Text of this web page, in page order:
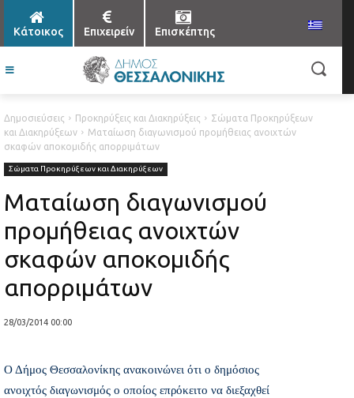
Κάτοικος Επιχειρείν Επισκέπτης
Δημοσιεύσεις Προκηρύξεις και Διακηρύξεις
Σώματα Προκηρύξεων
και Διακηρύξεων
Ματαίωση διαγωνισμού προμήθειας ανοιχτών
σκαφών αποκομιδής απορριμάτων
Σώματα Προκηρύξεων και Διακηρύξεων
Ματαίωση διαγωνισμού
προμήθειας ανοιχτών
σκαφών αποκομιδής
απορριμάτων
28/03/2014 00:00
Ο Δήμος Θεσσαλονίκης ανακοινώνει ότι ο δημόσιος
ανοιχτός διαγωνισμός ο οποίος επρόκειτο να διεξαχθεί